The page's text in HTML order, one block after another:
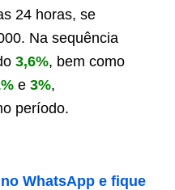
24 horas, se
Na sequência
3,6%, bem como
e 3%,
período.
WhatsApp e fique